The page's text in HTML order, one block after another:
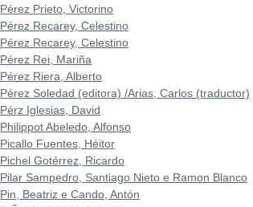
Pérez Prieto, Victorino
Pérez Recarey, Celestino
Pérez Recarey, Celestino
Pérez Rei, Mariña
Pérez Riera, Alberto
Pérez Soledad (editora) /Arias, Carlos (traductor)
Pérz Iglesias, David
Philippot Abeledo, Alfonso
Picallo Fuentes, Héitor
Pichel Gotérrez, Ricardo
Pilar Sampedro, Santiago Nieto e Ramon Blanco
Pin, Beatriz e Cando, Antón